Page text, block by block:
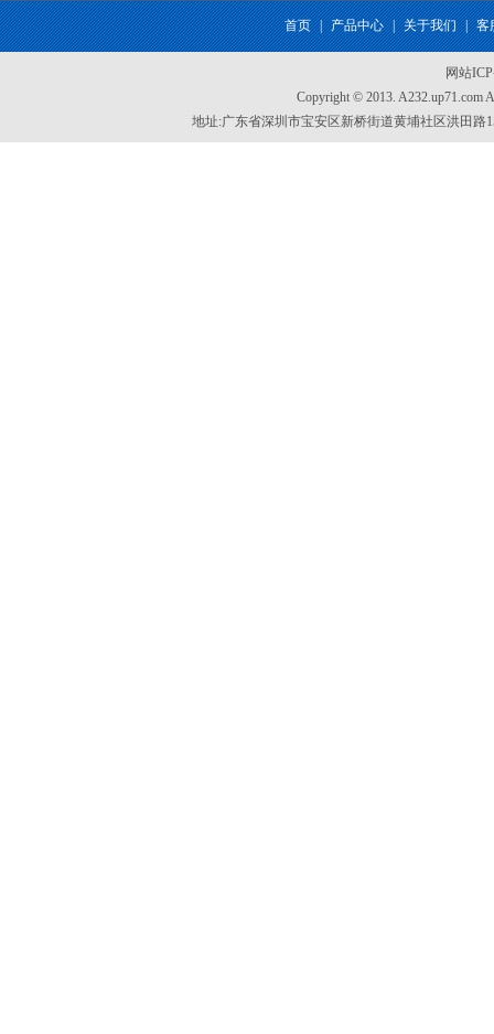
首页 | 产品中心 | 关于我们 | 客
网站
Copyright © 2013. A232.up71.com
地址:广东省深圳市宝安区新桥街道黄埔社区洪田路